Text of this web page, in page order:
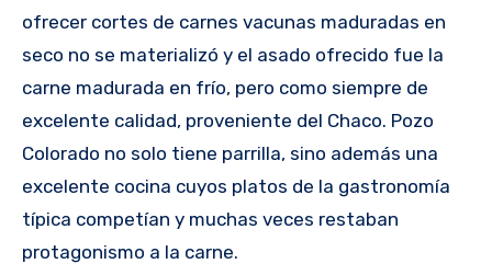
ofrecer cortes de carnes vacunas maduradas en
seco no se materializó y el asado ofrecido fue la
carne madurada en frío, pero como siempre de
excelente calidad, proveniente del Chaco. Pozo
Colorado no solo tiene parrilla, sino además una
excelente cocina cuyos platos de la gastronomía
típica competían y muchas veces restaban
protagonismo a la carne.